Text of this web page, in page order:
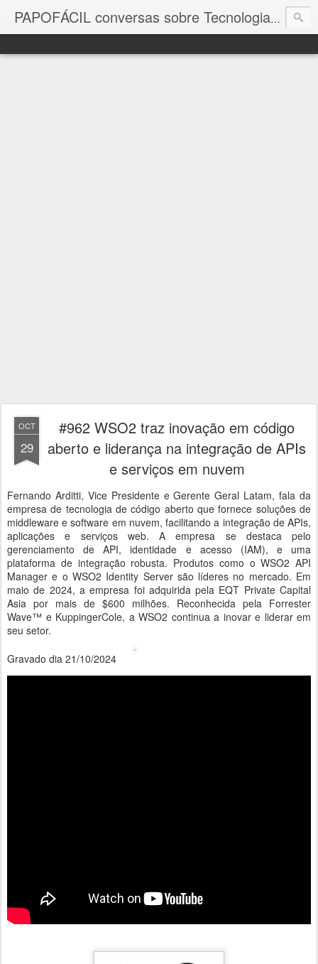
PAPOFÁCIL conversas sobre Tecnologiacom a
OCT
29
#962 WSO2 traz inovação em código
aberto e liderança na integração de APIs
e serviços em nuvem
Fernando Arditti, Vice Presidente e Gerente Geral Latam, fala da
empresa de tecnologia de código aberto que fornece soluções de
middleware e software em nuvem, facilitando a integração de APIs,
aplicações e serviços web. A empresa se destaca pelo
gerenciamento de API, identidade e acesso (IAM), e uma
plataforma de integração robusta. Produtos como o WSO2 API
Manager e o WSO2 Identity Server são líderes no mercado. Em
maio de 2024, a empresa foi adquirida pela EQT Private Capital
Asia por mais de $600 milhões. Reconhecida pela Forrester
Wave™ e KuppingerCole, a WSO2 continua a inovar e liderar em
seu setor.
Gravado dia 21/10/2024